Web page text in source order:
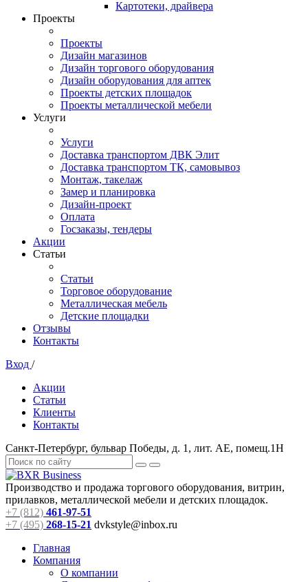
Картотеки, драйвера
Проекты
Проекты
Дизайн магазинов
Дизайн торгового оборудования
Дизайн оборудования для аптек
Проекты детских площадок
Проекты металлической мебели
Услуги
Услуги
Доставка транспортом ДВК Элит
Доставка транспортом ТК, самовывоз
Монтаж, такелаж
Замер и планировка
Дизайн-проект
Оплата
Госзаказы, тендеры
Акции
Статьи
Статьи
Торговое оборудование
Металлическая мебель
Детские площадки
Отзывы
Контакты
Вход /
Акции
Статьи
Клиенты
Контакты
Санкт-Петербург, бульвар Победы, д. 1, лит. АЕ, помещ.1Н
Производство и продажа торгового оборудования, витрин,
прилавков, металлической мебели и детских площадок.
+7 (812) 461-97-51
+7 (495) 268-15-21 dvkstyle@inbox.ru
Главная
Компания
О компании